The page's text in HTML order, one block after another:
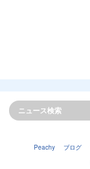
Peachy ブログ